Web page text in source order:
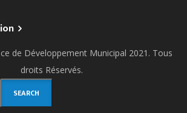
de Développement Municipal 2021. Tous
droits Réservés.